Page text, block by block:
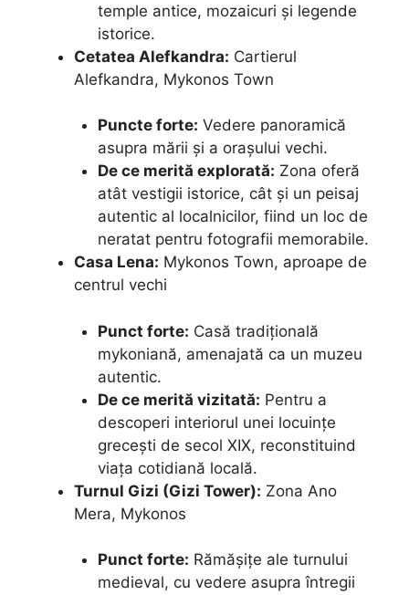
temple antice, mozaicuri și legende
istorice.
Cetatea Alefkandra: Cartierul
Alefkandra, Mykonos Town
Puncte forte: Vedere panoramică
asupra mării și a orașului vechi.
De ce merită explorată: Zona oferă
atât vestigii istorice, cât și un peisaj
autentic al localnicilor, fiind un loc de
neratat pentru fotografii memorabile.
Casa Lena: Mykonos Town, aproape de
centrul vechi
Punct forte: Casă tradițională
mykoniană, amenajată ca un muzeu
autentic.
De ce merită vizitată: Pentru a
descoperi interiorul unei locuințe
grecești de secol XIX, reconstituind
viața cotidiană locală.
Turnul Gizi (Gizi Tower): Zona Ano
Mera, Mykonos
Punct forte: Rămășițe ale turnului
medieval, cu vedere asupra întregii